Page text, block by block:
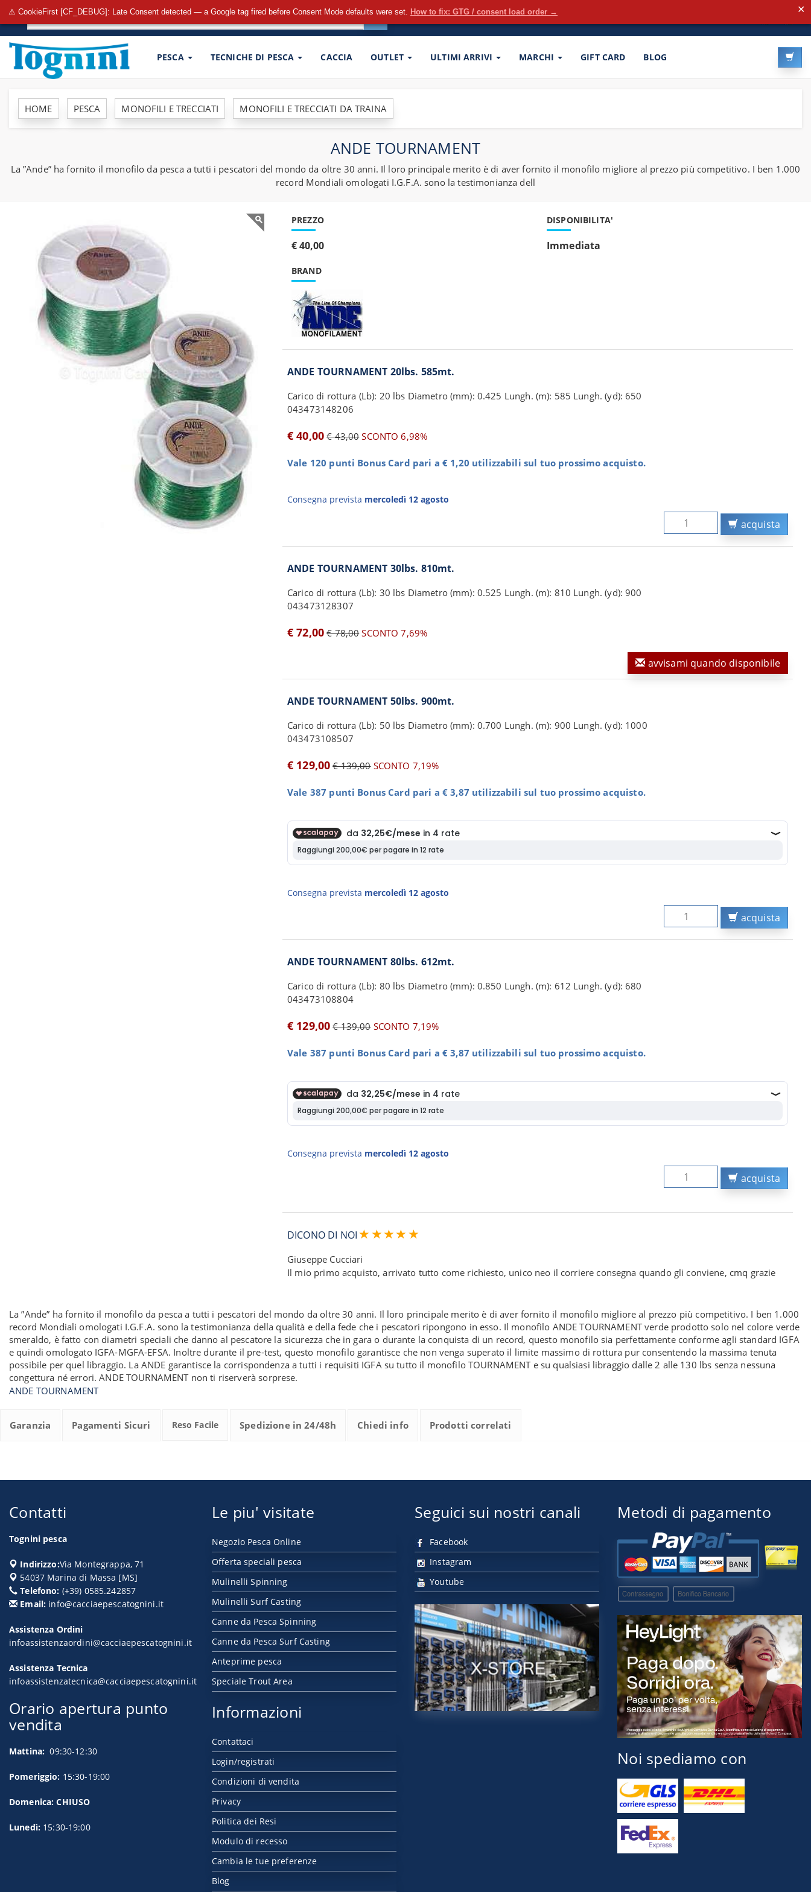
⚠ CookieFirst [CF_DEBUG]: Late Consent detected — a Google tag fired before Consent Mode defaults were set. How to fix: GTG / consent load order →
✕
PESCA TECNICHE DI PESCA CACCIA OUTLET ULTIMI ARRIVI MARCHI GIFT CARD BLOG
HOME PESCA MONOFILI E TRECCIATI MONOFILI E TRECCIATI DA TRAINA
ANDE TOURNAMENT
La ”Ande” ha fornito il monofilo da pesca a tutti i pescatori del mondo da oltre 30 anni. Il loro principale merito è di aver fornito il monofilo migliore al prezzo più competitivo. I ben 1.000
record Mondiali omologati I.G.F.A. sono la testimonianza dell
PREZZO
€ 40,00
BRAND
DISPONIBILITA'
Immediata
ANDE TOURNAMENT 20lbs. 585mt.
Carico di rottura (Lb): 20 lbs Diametro (mm): 0.425 Lungh. (m): 585 Lungh. (yd): 650
043473148206
€ 40,00 € 43,00SCONTO 6,98%
Vale 120 punti Bonus Card pari a € 1,20 utilizzabili sul tuo prossimo acquisto.
Consegna prevista mercoledì 12 agosto
acquista
ANDE TOURNAMENT 30lbs. 810mt.
Carico di rottura (Lb): 30 lbs Diametro (mm): 0.525 Lungh. (m): 810 Lungh. (yd): 900
043473128307
€ 72,00 € 78,00SCONTO 7,69%
avvisami quando disponibile
ANDE TOURNAMENT 50lbs. 900mt.
Carico di rottura (Lb): 50 lbs Diametro (mm): 0.700 Lungh. (m): 900 Lungh. (yd): 1000
043473108507
€ 129,00 € 139,00SCONTO 7,19%
Vale 387 punti Bonus Card pari a € 3,87 utilizzabili sul tuo prossimo acquisto.
Consegna prevista mercoledì 12 agosto
acquista
ANDE TOURNAMENT 80lbs. 612mt.
Carico di rottura (Lb): 80 lbs Diametro (mm): 0.850 Lungh. (m): 612 Lungh. (yd): 680
043473108804
€ 129,00 € 139,00SCONTO 7,19%
Vale 387 punti Bonus Card pari a € 3,87 utilizzabili sul tuo prossimo acquisto.
Consegna prevista mercoledì 12 agosto
acquista
DICONO DI NOI
Giuseppe Cucciari
Il mio primo acquisto, arrivato tutto come richiesto, unico neo il corriere consegna quando gli conviene, cmq grazie
La ”Ande” ha fornito il monofilo da pesca a tutti i pescatori del mondo da oltre 30 anni. Il loro principale merito è di aver fornito il monofilo migliore al prezzo più competitivo. I ben 1.000
record Mondiali omologati I.G.F.A. sono la testimonianza della qualità e della fede che i pescatori ripongono in esso. Il monofilo ANDE TOURNAMENT verde prodotto solo nel colore verde
smeraldo, è fatto con diametri speciali che danno al pescatore la sicurezza che in gara o durante la conquista di un record, questo monofilo sia perfettamente conforme agli standard IGFA
e quindi omologato IGFA-MGFA-EFSA. Inoltre durante il pre-test, questo monofilo garantisce che non venga superato il limite massimo di rottura pur consentendo la massima tenuta
possibile per quel libraggio. La ANDE garantisce la corrispondenza a tutti i requisiti IGFA su tutto il monofilo TOURNAMENT e su qualsiasi libraggio dalle 2 alle 130 lbs senza nessuna
congettura né errori. ANDE TOURNAMENT non ti riserverà sorprese.
ANDE TOURNAMENT
Garanzia Pagamenti Sicuri Reso Facile Spedizione in 24/48h Chiedi info Prodotti correlati
Contatti
Tognini pesca
Indirizzo:Via Montegrappa, 71
54037 Marina di Massa [MS]
Telefono: (+39) 0585.242857
Email: info@cacciaepescatognini.it
Assistenza Ordini
infoassistenzaordini@cacciaepescatognini.it
Assistenza Tecnica
infoassistenzatecnica@cacciaepescatognini.it
Orario apertura punto
vendita
Mattina: 09:30-12:30
Pomeriggio: 15:30-19:00
Domenica: CHIUSO
Lunedì: 15:30-19:00
Le piu' visitate
Negozio Pesca Online
Offerta speciali pesca
Mulinelli Spinning
Mulinelli Surf Casting
Canne da Pesca Spinning
Canne da Pesca Surf Casting
Anteprime pesca
Speciale Trout Area
Informazioni
Contattaci
Login/registrati
Condizioni di vendita
Privacy
Politica dei Resi
Modulo di recesso
Cambia le tue preferenze
Blog
Seguici sui nostri canali
Facebook
Instagram
Youtube
Metodi di pagamento
Noi spediamo con